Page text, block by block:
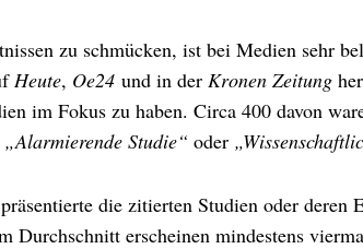
zu schmücken, ist bei Medien sehr
Heute, Oe24 und in der Kronen Zeitung
im Fokus zu haben. Circa 400 davon
„Alarmierende Studie“ oder
die zitierten Studien oder deren
Durchschnitt erscheinen mindestens